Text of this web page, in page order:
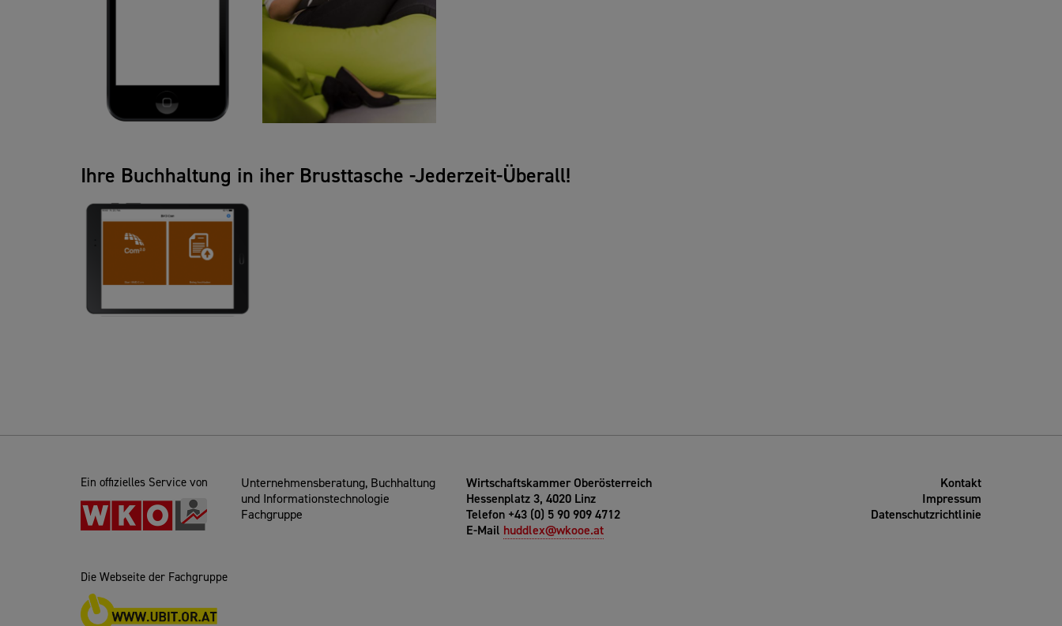
Ihre Buchhaltung in iher Brusttasche -Jederzeit-Überall!
Ein offizielles Service von
Unternehmensberatung, Buchhaltung
und Informationstechnologie
Fachgruppe
Wirtschaftskammer Oberösterreich
Hessenplatz 3, 4020 Linz
Telefon +43 (0) 5 90 909 4712
E-Mail huddlex@wkooe.at
Kontakt
Impressum
Datenschutzrichtlinie
Die Webseite der Fachgruppe